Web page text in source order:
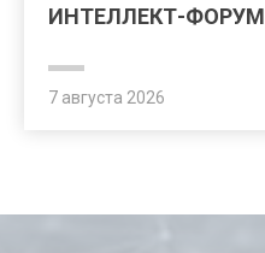
ИНТЕЛЛЕКТ-ФОРУМ
7 августа 2026